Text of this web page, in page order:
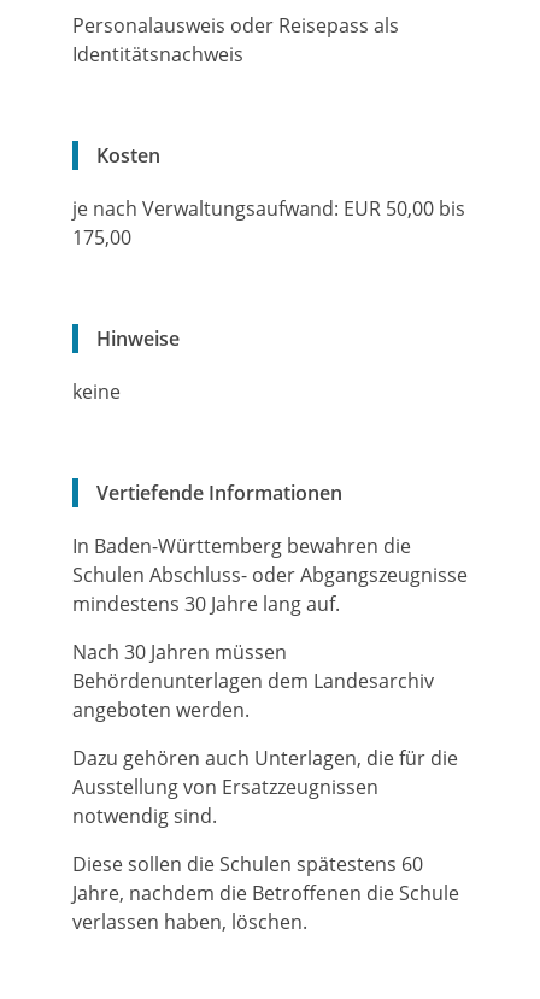
Personalausweis oder Reisepass als
Identitätsnachweis
Kosten
je nach Verwaltungsaufwand: EUR 50,00 bis
175,00
Hinweise
keine
Vertiefende Informationen
In Baden-Württemberg bewahren die
Schulen Abschluss- oder Abgangszeugnisse
mindestens 30 Jahre lang auf.
Nach 30 Jahren müssen
Behördenunterlagen dem Landesarchiv
angeboten werden.
Dazu gehören auch Unterlagen, die für die
Ausstellung von Ersatzzeugnissen
notwendig sind.
Diese sollen die Schulen spätestens 60
Jahre, nachdem die Betroffenen die Schule
verlassen haben, löschen.